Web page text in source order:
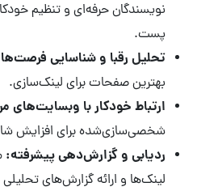
نویسندگان حرفه‌ای و تنظیم
پست.
تحلیل رقبا و شناسایی
بهترین صفحات برای لینک‌سازی.
ارتباط خودکار با وبسایت‌های
شخصی‌سازی‌شده برای افزایش
ردیابی و گزارش‌دهی پیشرفته:
لینک‌ها و ارائه گزارش‌های تحلیلی